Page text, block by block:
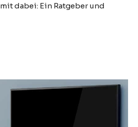
dabei: Ein Ratgeber und